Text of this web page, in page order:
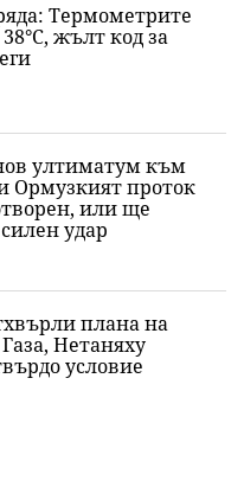
Термометрите
жълт код за
ултиматум към
Ормузкият проток
или ще
удар
плана на
Нетаняху
условие